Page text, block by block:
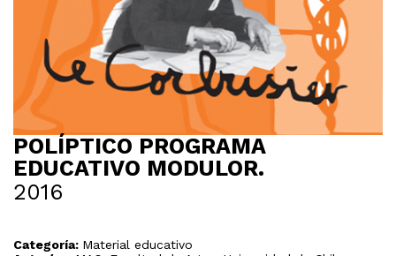
POLÍPTICO PROGRAMA
EDUCATIVO MODULOR.
2016
Categoría: Material educativo